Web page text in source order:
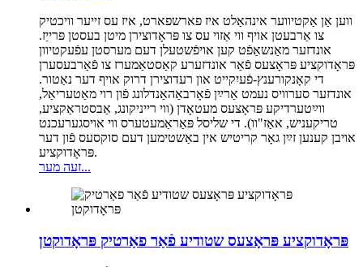
ווען אַן אַקטיווער אינהאַלט איז פארשפארט, איז עס זייער וויכטיק
צו אַרבעטן אויף ווי אַזוי עס צו פּראָדוצירן מיטן בעסטן פּרייַז.
אונדזער מאַנשאַפֿט קען אויפֿשטעלן דעם מערסטן עפֿעקטיוון
פּראָדוקציע פּראָצעס פֿאַר אונדזערע קאַסטאַמערז צו פֿאַרבעסערן
די קאָנקורענץ-פֿעיִקייט און רעדוצירן דרוק אויף דער נאַטור.
אונדזער סערוויס נעמט אַרײַן פֿאָרבאַהאַנדלונג פֿון רוי מאַטעריאַל,
ווײַטערדיקע פּראָצעס מעטאָדן (ווי רייניקונג, אַבסטראַקציע,
טריקעניש, אאַז"וו). די שליסל פּאַראַמעטערס ווי אויסגערעכנט
אויבן קענען זײַן גאָר קריטיש אין באַשטימען דעם סוקסעס פֿון דער
פּראָדוקציע.
זעה מער...
פּראָדוקציע פּראָצעס שטודיע פֿאַר פאַרטיק פּראָדוקטן